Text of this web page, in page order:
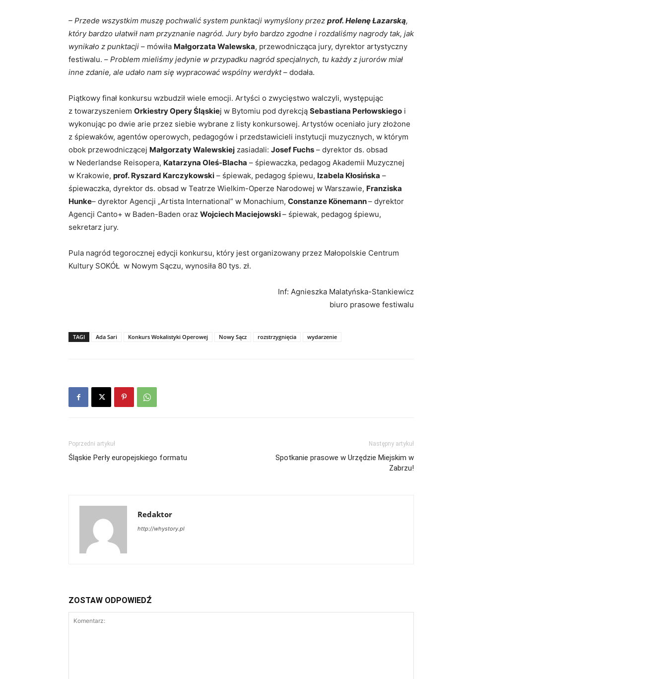
– Przede wszystkim muszę pochwalić system punktacji wymyślony przez prof. Helenę Łazarską,
który bardzo ułatwił nam przyznanie nagród. Jury było bardzo zgodne i rozdaliśmy nagrody tak, jak
wynikało z punktacji – mówiła Małgorzata Walewska, przewodnicząca jury, dyrektor artystyczny
festiwalu. – Problem mieliśmy jedynie w przypadku nagród specjalnych, tu każdy z jurorów miał
inne zdanie, ale udało nam się wypracować wspólny werdykt– dodała.
Piątkowy finał konkursu wzbudził wiele emocji. Artyści o zwycięstwo walczyli, występując
z towarzyszeniem Orkiestry Opery Śląskiej w Bytomiu pod dyrekcją Sebastiana Perłowskiego i
wykonując po dwie arie przez siebie wybrane z listy konkursowej. Artystów oceniało jury złożone
z śpiewaków, agentów operowych, pedagogów i przedstawicieli instytucji muzycznych, w którym
obok przewodniczącej Małgorzaty Walewskiej zasiadali: Josef Fuchs – dyrektor ds. obsad
w Nederlandse Reisopera, Katarzyna Oleś-Blacha – śpiewaczka, pedagog Akademii Muzycznej
w Krakowie, prof. Ryszard Karczykowski – śpiewak, pedagog śpiewu, Izabela Kłosińska –
śpiewaczka, dyrektor ds. obsad w Teatrze Wielkim-Operze Narodowej w Warszawie, Franziska
Hunke– dyrektor Agencji „Artista International” w Monachium, Constanze Könemann– dyrektor
Agencji Canto+ w Baden-Baden oraz Wojciech Maciejowski– śpiewak, pedagog śpiewu,
sekretarz jury.
Pula nagród tegorocznej edycji konkursu, który jest organizowany przez Małopolskie Centrum
Kultury SOKÓŁ w Nowym Sączu, wynosiła 80 tys. zł.
Inf: Agnieszka Malatyńska-Stankiewicz
biuro prasowe festiwalu
TAGI Ada Sari Konkurs Wokalistyki Operowej Nowy Sącz rozstrzygnięcia wydarzenie
Poprzedni artykuł
Śląskie Perły europejskiego formatu
Następny artykuł
Spotkanie prasowe w Urzędzie Miejskim w
Zabrzu!
Redaktor
http://whystory.pl
ZOSTAW ODPOWIEDŹ